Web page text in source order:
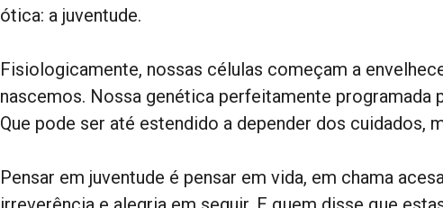
ótica: a juventude.
Fisiologicamente, nossas células começam a
nascemos. Nossa genética perfeitamente programada
Que pode ser até estendido a depender dos cuidados,
Pensar em juventude é pensar em vida, em chama